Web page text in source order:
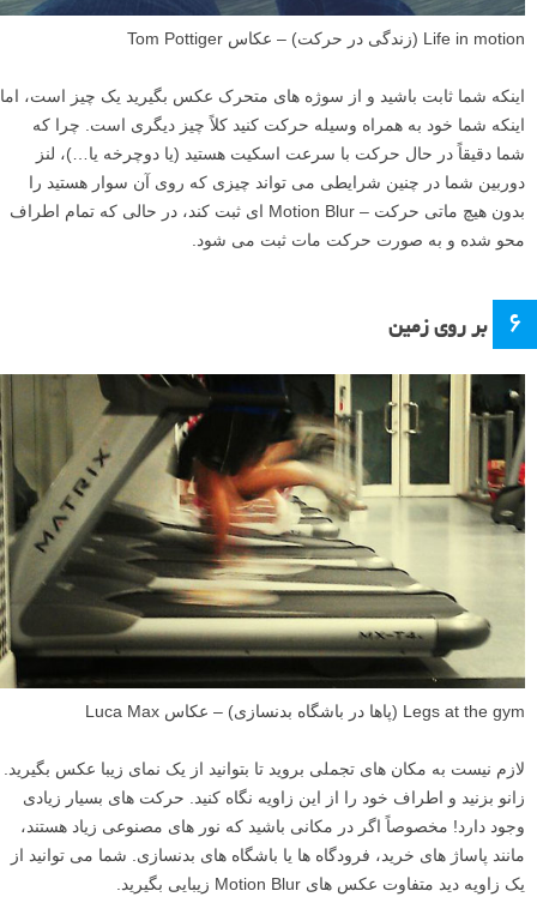
Life in motion (زندگی در حرکت) – عکاس Tom Pottiger
اینکه شما ثابت باشید و از سوژه های متحرک عکس بگیرید یک چیز است، اما
اینکه شما خود به همراه وسیله حرکت کنید کلاً چیز دیگری است. چرا که
شما دقیقاً در حال حرکت با سرعت اسکیت هستید (یا دوچرخه یا…)، لنز
دوربین شما در چنین شرایطی می تواند چیزی که روی آن سوار هستید را
بدون هیچ ماتی حرکت – Motion Blur ای ثبت کند، در حالی که تمام اطراف
محو شده و به صورت حرکت مات ثبت می شود.
۶ بر روی زمین
Legs at the gym (پاها در باشگاه بدنسازی) – عکاس Luca Max
لازم نیست به مکان های تجملی بروید تا بتوانید از یک نمای زیبا عکس بگیرید.
زانو بزنید و اطراف خود را از این زاویه نگاه کنید. حرکت های بسیار زیادی
وجود دارد! مخصوصاً اگر در مکانی باشید که نور های مصنوعی زیاد هستند،
مانند پاساژ های خرید، فرودگاه ها یا باشگاه های بدنسازی. شما می توانید از
یک زاویه دید متفاوت عکس های Motion Blur زیبایی بگیرید.